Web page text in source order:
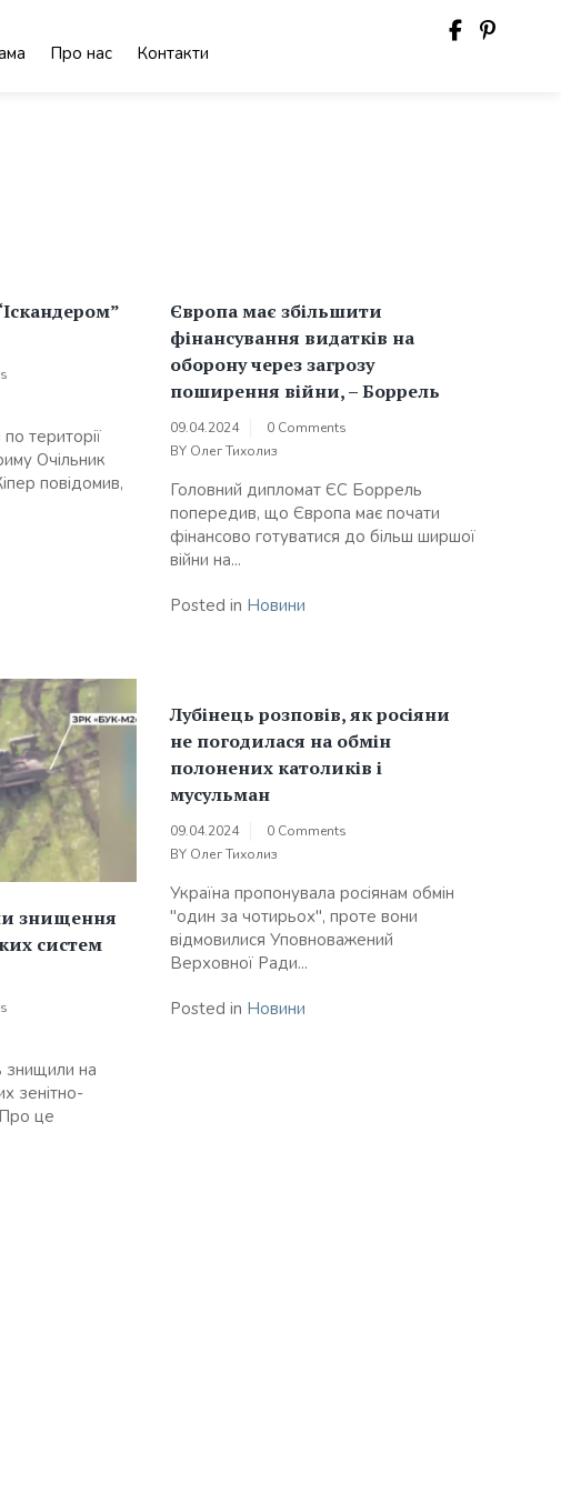
Про нас Контакти
території
Очільник
повідомив,
Європа має збільшити
фінансування видатків на
оборону через загрозу
поширення війни, – Боррель
09.04.2024
0 Comments
BY Олег Тихолиз
Головний дипломат ЄС Боррель
попередив, що Європа має почати
фінансово готуватися до більш ширшої
війни на...
Posted in Новини
знищення
систем
знищили на
зенітно-
це
Лубінець розповів, як росіяни
не погодилася на обмін
полонених католиків і
мусульман
09.04.2024
0 Comments
BY Олег Тихолиз
Україна пропонувала росіянам обмін
"один за чотирьох", проте вони
відмовилися Уповноважений
Верховної Ради...
Posted in Новини